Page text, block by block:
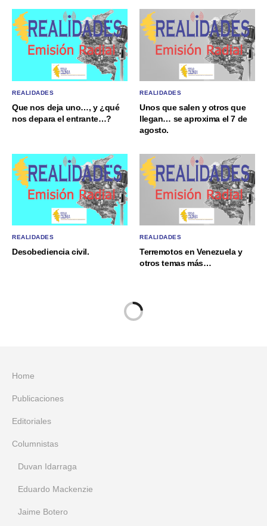
REALIDADES
Que nos deja uno…, y ¿qué
nos depara el entrante…?
REALIDADES
Unos que salen y otros que
llegan… se aproxima el 7 de
agosto.
REALIDADES
Desobediencia civil.
REALIDADES
Terremotos en Venezuela y
otros temas más…
Home
Publicaciones
Editoriales
Columnistas
Duvan Idarraga
Eduardo Mackenzie
Jaime Botero